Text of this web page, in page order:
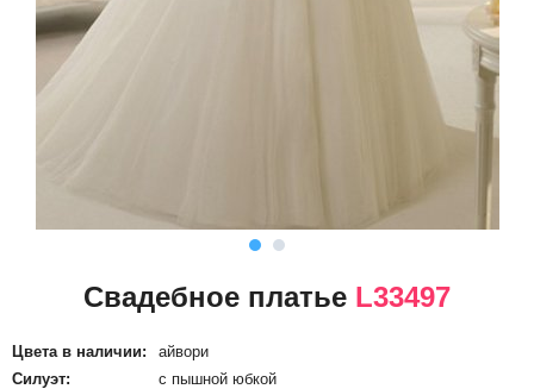
Свадебное платье L33497
Цвета в наличии:
айвори
Силуэт:
с пышной юбкой